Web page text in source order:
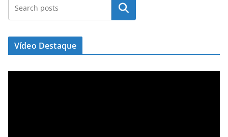
Pesquisar
Vídeo Destaque